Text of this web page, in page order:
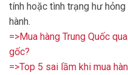
tính hoặc tình trạng hư
hành.
=>Mua hàng Trung Quốc
gốc?
=>Top 5 sai lầm khi mua